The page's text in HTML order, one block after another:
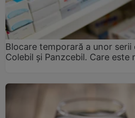
Blocare temporară a unor
Colebil și Panzcebil. Care este